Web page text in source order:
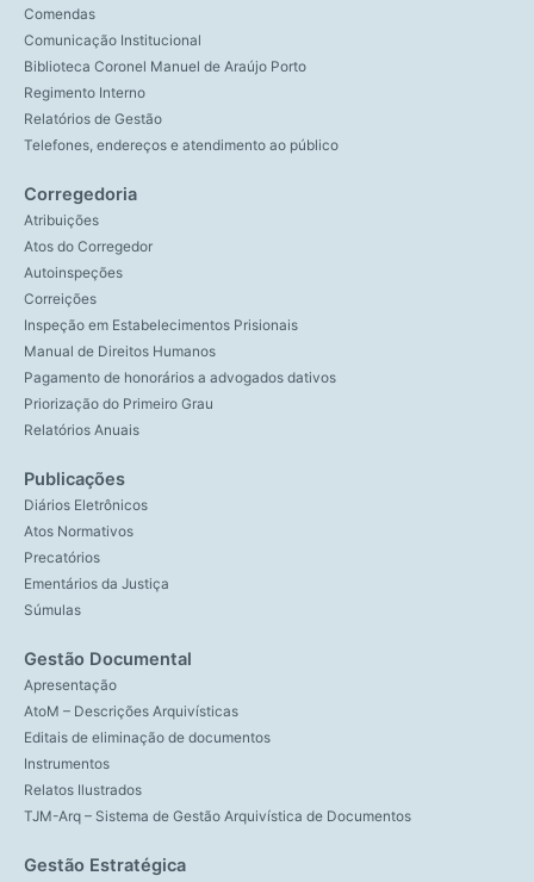
Comendas
Comunicação Institucional
Biblioteca Coronel Manuel de Araújo Porto
Regimento Interno
Relatórios de Gestão
Telefones, endereços e atendimento ao público
Corregedoria
Atribuições
Atos do Corregedor
Autoinspeções
Correições
Inspeção em Estabelecimentos Prisionais
Manual de Direitos Humanos
Pagamento de honorários a advogados dativos
Priorização do Primeiro Grau
Relatórios Anuais
Publicações
Diários Eletrônicos
Atos Normativos
Precatórios
Ementários da Justiça
Súmulas
Gestão Documental
Apresentação
AtoM – Descrições Arquivísticas
Editais de eliminação de documentos
Instrumentos
Relatos Ilustrados
TJM-Arq – Sistema de Gestão Arquivística de Documentos
Gestão Estratégica